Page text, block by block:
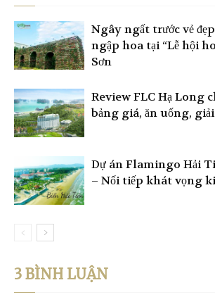
Ngây ngất trước vẻ
ngập hoa tại “Lễ hội
Sơn
Review FLC Hạ Long
bảng giá, ăn uống,
Dự án Flamingo Hải
– Nối tiếp khát vọng
3 BÌNH LUẬN